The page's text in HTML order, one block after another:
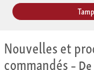
Nouvelles et
commandés–